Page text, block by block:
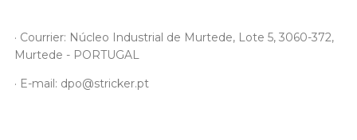
· Courrier: Núcleo Industrial de Murtede, Lote 5, 3060-372,
Murtede - PORTUGAL
· E-mail: dpo@stricker.pt